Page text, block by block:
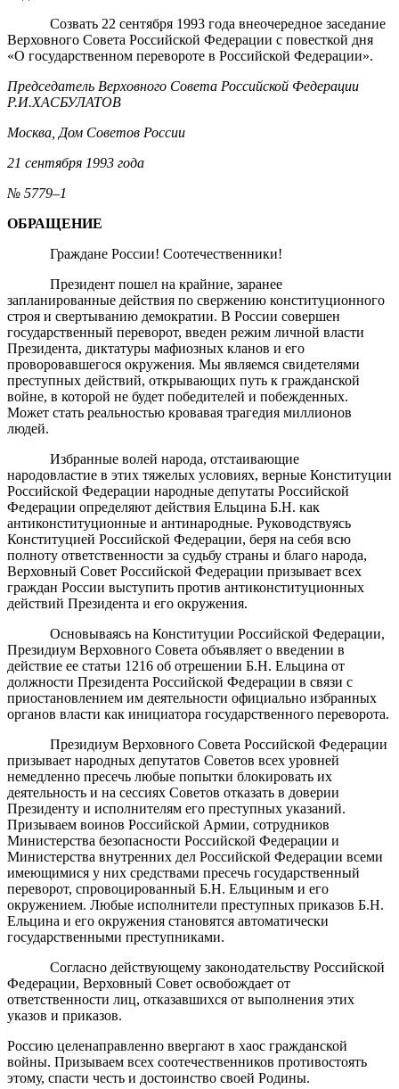
Созвать 22 сентября 1993 года внеочередное заседание
Верховного Совета Российской Федерации с повесткой дня
«О государственном перевороте в Российской Федерации».
Председатель Верховного Совета Российской Федерации
Р.И.ХАСБУЛАТОВ
Москва, Дом Советов России
21 сентября 1993 года
№ 5779–1
ОБРАЩЕНИЕ
Граждане России! Соотечественники!
Президент пошел на крайние, заранее
запланированные действия по свержению конституционного
строя и свертыванию демократии. В России совершен
государственный переворот, введен режим личной власти
Президента, диктатуры мафиозных кланов и его
проворовавшегося окружения. Мы являемся свидетелями
преступных действий, открывающих путь к гражданской
войне, в которой не будет победителей и побежденных.
Может стать реальностью кровавая трагедия миллионов
людей.
Избранные волей народа, отстаивающие
народовластие в этих тяжелых условиях, верные Конституции
Российской Федерации народные депутаты Российской
Федерации определяют действия Ельцина Б.Н. как
антиконституционные и антинародные. Руководствуясь
Конституцией Российской Федерации, беря на себя всю
полноту ответственности за судьбу страны и благо народа,
Верховный Совет Российской Федерации призывает всех
граждан России выступить против антиконституционных
действий Президента и его окружения.
Основываясь на Конституции Российской Федерации,
Президиум Верховного Совета объявляет о введении в
действие ее статьи 1216 об отрешении Б.Н. Ельцина от
должности Президента Российской Федерации в связи с
приостановлением им деятельности официально избранных
органов власти как инициатора государственного переворота.
Президиум Верховного Совета Российской Федерации
призывает народных депутатов Советов всех уровней
немедленно пресечь любые попытки блокировать их
деятельность и на сессиях Советов отказать в доверии
Президенту и исполнителям его преступных указаний.
Призываем воинов Российской Армии, сотрудников
Министерства безопасности Российской Федерации и
Министерства внутренних дел Российской Федерации всеми
имеющимися у них средствами пресечь государственный
переворот, спровоцированный Б.Н. Ельциным и его
окружением. Любые исполнители преступных приказов Б.Н.
Ельцина и его окружения становятся автоматически
государственными преступниками.
Согласно действующему законодательству Российской
Федерации, Верховный Совет освобождает от
ответственности лиц, отказавшихся от выполнения этих
указов и приказов.
Россию целенаправленно ввергают в хаос гражданской
войны. Призываем всех соотечественников противостоять
этому, спасти честь и достоинство своей Родины.